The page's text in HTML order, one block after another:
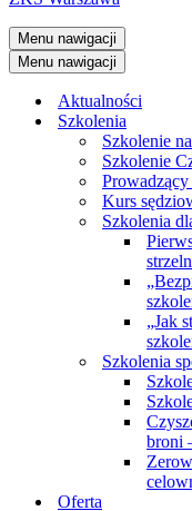
Menu nawigacji
Menu nawigacji
Aktualności
Szkolenia
Szkolenie
Szkolenie
Kurs
Szkolenia
„Jak
Szkolenia
broni
Oferta